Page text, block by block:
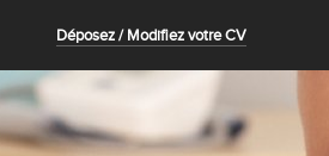
Déposez / Modifiez votre CV